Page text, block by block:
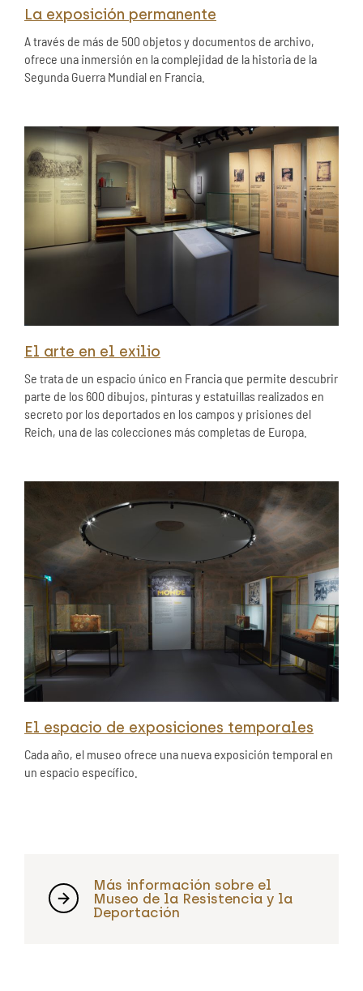
La exposición permanente
A través de más de 500 objetos y documentos de archivo,
ofrece una inmersión en la complejidad de la historia de la
Segunda Guerra Mundial en Francia.
El arte en el exilio
Se trata de un espacio único en Francia que permite descubrir
parte de los 600 dibujos, pinturas y estatuillas realizados en
secreto por los deportados en los campos y prisiones del
Reich, una de las colecciones más completas de Europa.
El espacio de exposiciones temporales
Cada año, el museo ofrece una nueva exposición temporal en
un espacio específico.
Más información sobre el
Museo de la Resistencia y la
Deportación